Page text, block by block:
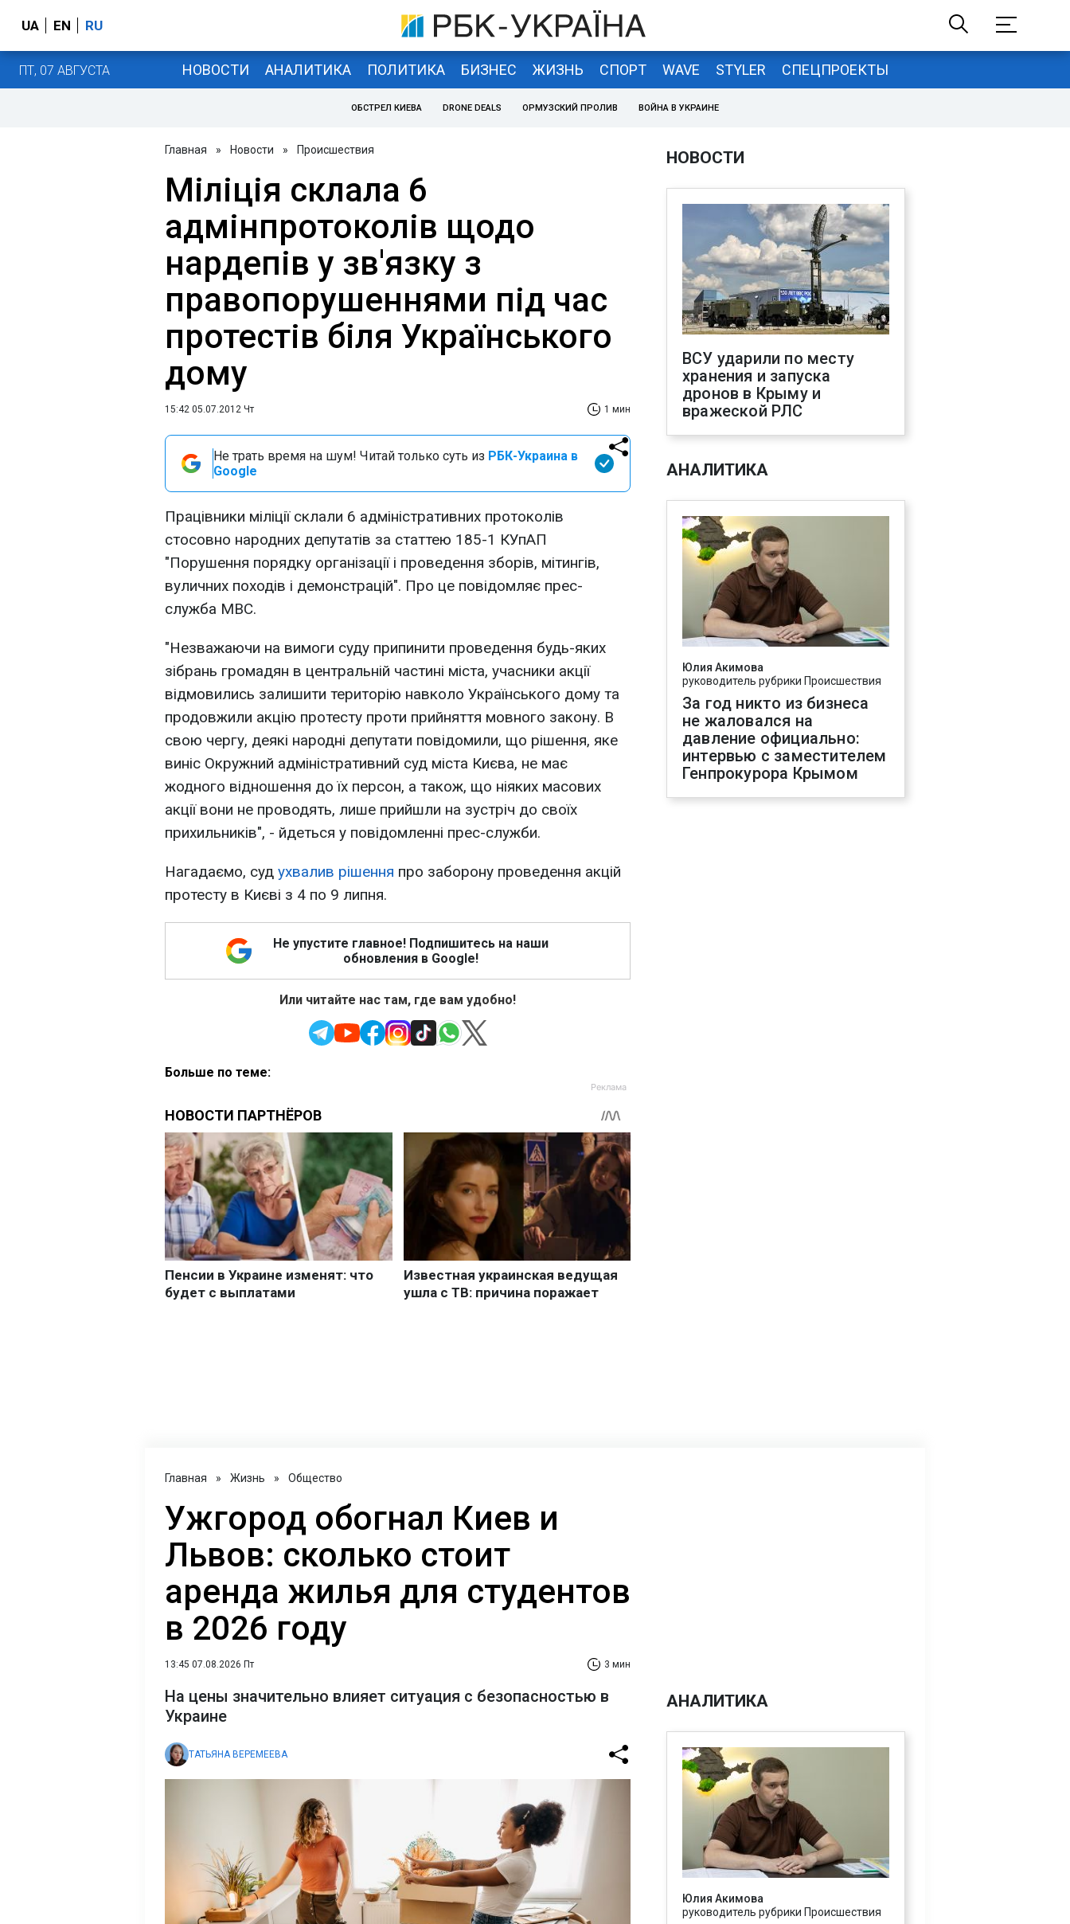
UA EN RU
ПТ, 07 АВГУСТА НОВОСТИ АНАЛИТИКА ПОЛИТИКА БИЗНЕС ЖИЗНЬ СПОРТ WAVE STYLER СПЕЦПРОЕКТЫ
ОБСТРЕЛ КИЕВА DRONE DEALS ОРМУЗСКИЙ ПРОЛИВ ВОЙНА В УКРАИНЕ
Главная » Новости » Происшествия
Міліція склала 6
адмінпротоколів щодо
нардепів у зв'язку з
правопорушеннями під час
протестів біля Українського
дому
15:42 05.07.2012 Чт 1 мин
Не трать время на шум! Читай только суть из РБК-Украина в
Google
Працівники міліції склали 6 адміністративних протоколів
стосовно народних депутатів за статтею 185-1 КУпАП
"Порушення порядку організації і проведення зборів, мітингів,
вуличних походів і демонстрацій". Про це повідомляє прес-
служба МВС.
"Незважаючи на вимоги суду припинити проведення будь-яких
зібрань громадян в центральній частині міста, учасники акції
відмовились залишити територію навколо Українського дому та
продовжили акцію протесту проти прийняття мовного закону. В
свою чергу, деякі народні депутати повідомили, що рішення, яке
виніс Окружний адміністративний суд міста Києва, не має
жодного відношення до їх персон, а також, що ніяких масових
акції вони не проводять, лише прийшли на зустріч до своїх
прихильників", - йдеться у повідомленні прес-служби.
Нагадаємо, суд ухвалив рішення про заборону проведення акцій
протесту в Києві з 4 по 9 липня.
Не упустите главное! Подпишитесь на наши
обновления в Google!
Или читайте нас там, где вам удобно!
Больше по теме:
НОВОСТИ
ВСУ ударили по месту
хранения и запуска
дронов в Крыму и
вражеской РЛС
АНАЛИТИКА
Юлия Акимова
руководитель рубрики Происшествия
За год никто из бизнеса
не жаловался на
давление официально:
интервью с заместителем
Генпрокурора Крымом
Главная » Жизнь » Общество
Ужгород обогнал Киев и
Львов: сколько стоит
аренда жилья для студентов
в 2026 году
13:45 07.08.2026 Пт 3 мин
На цены значительно влияет ситуация с безопасностью в
Украине
ТАТЬЯНА ВЕРЕМЕЕВА
АНАЛИТИКА
Юлия Акимова
руководитель рубрики Происшествия